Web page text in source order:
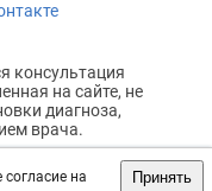
на
Принять
консультация
на сайте, не
диагноза,
врача.